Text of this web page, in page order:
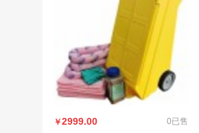
￥2999.00 0已售